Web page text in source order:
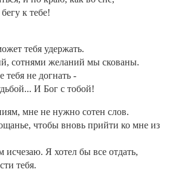
к тебе!
тебя удержать.
сотнями желаний мы скованы.
тебя не догнать -
И Бог с тобой!
мне не нужно сотен слов.
чтобы вновь прийти ко мне из
Я хотел бы все отдать,
тебя.